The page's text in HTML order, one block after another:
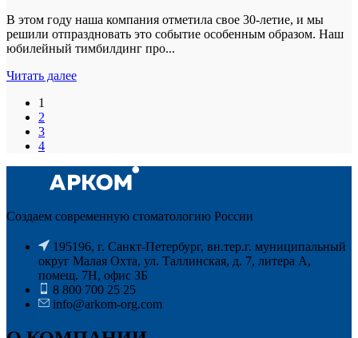
В этом году наша компания отметила свое 30-летие, и мы
решили отпраздновать это событие особенным образом. Наш
юбилейный тимбилдинг про...
Читать далее
1
2
3
4
Создаем современную стоматологию России
195196, г. Санкт-Петербург, вн.тер.г. муниципальный
округ Малая Охта, ул. Таллинская, д. 7, литера А,
помещ. 7Н, офис ЗБ
8 800 700 25 25
info@arkom-org.com